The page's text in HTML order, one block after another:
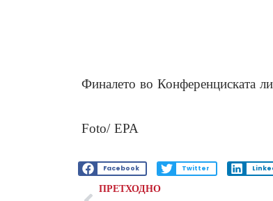
Финалето во Конференциската
Foto/ EPA
Facebook Twitter
ПРЕТХОДНО